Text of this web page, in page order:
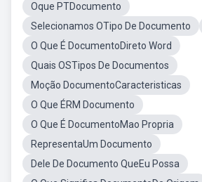
Oque PTDocumento
Selecionamos OTipo De Documento
O Que É DocumentoDireto Word
Quais OSTipos De Documentos
Moção DocumentoCaracteristicas
O Que ÉRM Documento
O Que É DocumentoMao Propria
RepresentaUm Documento
Dele De Documento QueEu Possa